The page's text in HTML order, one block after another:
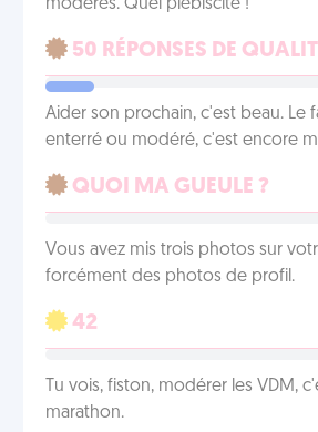
modérés. Quel plébiscite !
50 RÉPONSES DE
Aider son prochain, c'est beau. Le
enterré ou modéré, c'est encore
QUOI MA GUEULE ?
Vous avez mis trois photos sur
forcément des photos de profil.
42
Tu vois, fiston, modérer les VDM,
marathon.